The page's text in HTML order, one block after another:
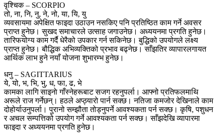
वृश्चिक – SCORPIO
तो, ना, नि, नु, ने, नो, या, यि, यु
व्यवसायमा अपेक्षित फाइदा उठाउन नसकिए पनि प्रतिष्ठित काम गर्ने अवसर
प्राप्त हुनेछ। सुखद समाचारले उत्साह जगाउनेछ। अध्ययनमा प्रगति हुनेछ।
तारिफयोग्य काम गर्दै धेरैको उपकार गर्न सकिनेछ। बुद्धिको उपयोगले लक्ष्य
प्राप्त हुनेछ। बौद्धिक अभिव्यक्तिको प्रभाव बढ्नेछ। साँझतिर व्यापारलगायत
आर्थिक लाभ हुने नयाँ योजना शुभारम्भ हुनेछ।
धनु – SAGITTARIUS
ये, यो, भ, भि, भु, ध, फा, ढ, भे
कामका लागि साइनाे गाँस्नेहरूबाट सजग रहनुपर्ला। आफ्नो प्रतिफलमाथि
अरूले राज गर्नेछन्। हठले अप्ठ्यारो पार्न सक्छ। नतिजा कमजोर देखिनाले काम
दोहोर्याउनुपर्ला। पुरानो सम्झौता तोड्नुपर्ने आवश्यकता पर्न सक्छ। कृषि, पशुधन
र अचल सम्पत्तिको उपयोग गर्ने आवश्यकता पर्न सक्छ। साँझदेखि व्यापारमा
फाइदा र अध्ययनमा प्रगति हुनेछ।